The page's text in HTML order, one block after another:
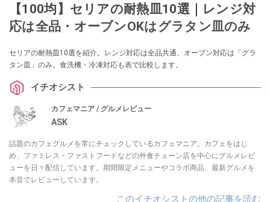
【100均】セリアの耐熱皿10選｜レンジ対
応は全品・オーブンOKはグラタン皿のみ
セリアの耐熱皿10選を紹介。レンジ対応は全品共通、オーブン対応は「グラ
タン皿」のみ。食洗機・冷凍対応も表で比較します。
イチオシスト
カフェマニア / グルメレビュー
ASK
話題のカフェグルメを常にチェックしているカフェマニア。カフェをはじ
め、ファミレス・ファストフードなどの外食チェーン店を中心にグルメレビ
ューを日々配信しています。期間限定メニューやコラボ商品、最新グルメを
本音でレビューしています。
このイチオシストの他の記事を読む